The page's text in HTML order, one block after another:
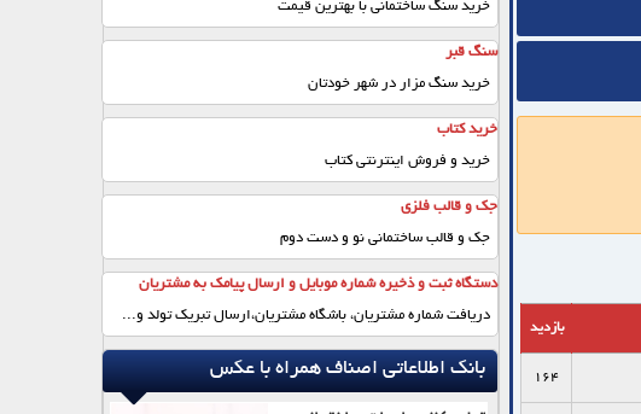
بازدید
164
خرید سنگ ساختمانی با بهترین قیمت
سنگ قبر
خرید سنگ مزار در شهر خودتان
خرید کتاب
خرید و فروش اینترنتی کتاب
جک و قالب فلزی
جک و قالب ساختمانی نو و دست دوم
دستگاه ثبت و ذخیره شماره موبایل و ارسال پیامک به مشتریان
دریافت شماره مشتریان، باشگاه مشتریان،ارسال تبریک تولد و...
بانک اطلاعاتی اصناف همراه با عکس